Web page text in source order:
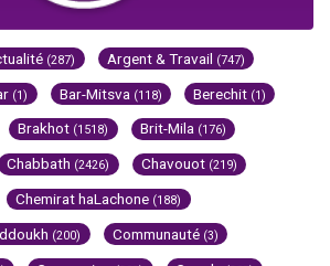
(287) Argent & Travail (747)
(1) Bar-Mitsva (118) Berechit (1)
Brakhot (1518) Brit-Mila (176)
Chabbath (2426) Chavouot (219)
Chemirat haLachone (188)
(200) Communauté (3)